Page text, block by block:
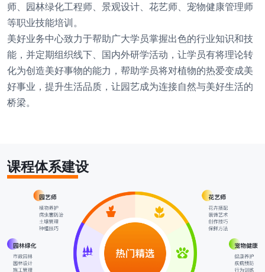
师、园林绿化工程师、景观设计、花艺师、宠物健康管理师
等职业技能培训。
美好业务中心致力于帮助广大学员掌握出色的行业知识和技
能，并定期组织线下、国内外研学活动，让学员有将理论转
化为创造美好事物的能力，帮助学员将对植物的热爱变成美
好事业，提升生活品质，让园艺成为连接自然与美好生活的
桥梁。
课程体系建设